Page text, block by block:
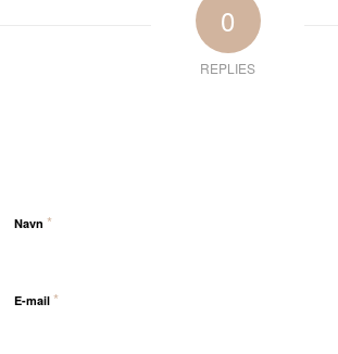
0
REPLIES
Navn *
E-mail *